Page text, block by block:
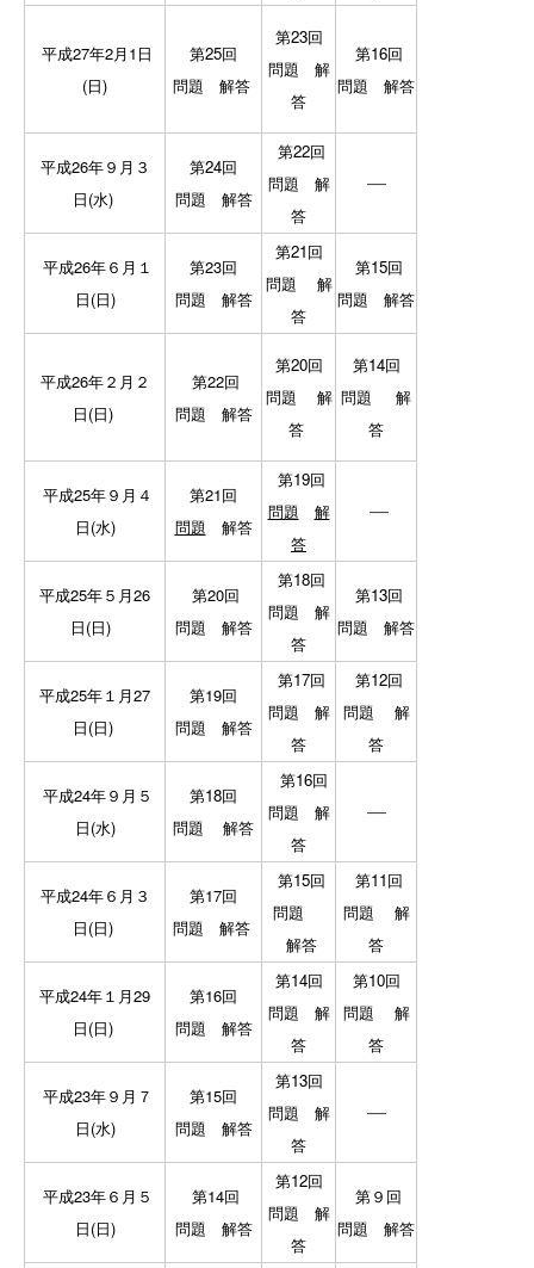
平成27年2月1 日
(日)
第25回
問題
解答
第23回
問題
解
答
第16回
問題
解答
平成26年９月３
日(水)
第24回
問題
解答
第22回
問題
解
答
―
平成26年６月１
日(日)
第23回
問題
解答
第21回
問題
解
答
第15回
問題
解答
平成26年２月２
日(日)
第22回
問題
解答
第20回
問題
解
答
第14回
問題
解
答
平成25年９月４
日(水)
第21回
問題
解答
第19回
問題
解
答
―
平成25年５月26
日(日)
第20回
問題
解答
第18回
問題
解
答
第13回
問題
解答
平成25年１月27
日(日)
第19回
問題
解答
第17回
問題
解
答
第12回
問題
解
答
平成24年９月５
日(水)
第18回
問題
解答
第16回
問題
解
答
―
平成24年６月３
日(日)
第17回
問題
解答
第15回
問題
解答
第11回
問題
解
答
平成24年１月29
日(日)
第16回
問題
解答
第14回
問題
解
答
第10回
問題
解
答
平成23年９月７
日(水)
第15回
問題
解答
第13回
問題
解
答
―
平成23年６月５
日(日)
第14回
問題
解答
第12回
問題
解
答
第９回
問題
解答